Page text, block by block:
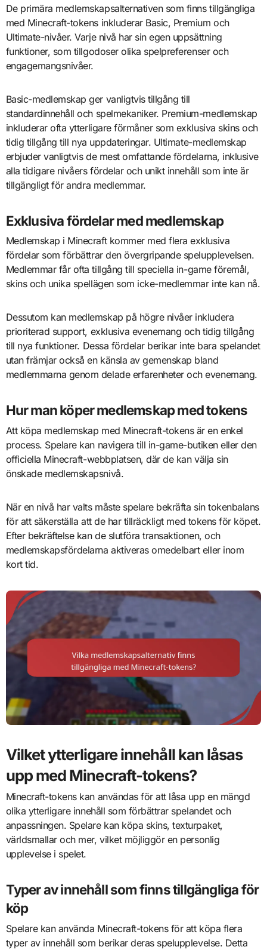
De primära medlemskapsalternativen som finns tillgängliga
med Minecraft-tokens inkluderar Basic, Premium och
Ultimate-nivåer. Varje nivå har sin egen uppsättning
funktioner, som tillgodoser olika spelpreferenser och
engagemangsnivåer.
Basic-medlemskap ger vanligtvis tillgång till
standardinnehåll och spelmekaniker. Premium-medlemskap
inkluderar ofta ytterligare förmåner som exklusiva skins och
tidig tillgång till nya uppdateringar. Ultimate-medlemskap
erbjuder vanligtvis de mest omfattande fördelarna, inklusive
alla tidigare nivåers fördelar och unikt innehåll som inte är
tillgängligt för andra medlemmar.
Exklusiva fördelar med medlemskap
Medlemskap i Minecraft kommer med flera exklusiva
fördelar som förbättrar den övergripande spelupplevelsen.
Medlemmar får ofta tillgång till speciella in-game föremål,
skins och unika spellägen som icke-medlemmar inte kan nå.
Dessutom kan medlemskap på högre nivåer inkludera
prioriterad support, exklusiva evenemang och tidig tillgång
till nya funktioner. Dessa fördelar berikar inte bara spelandet
utan främjar också en känsla av gemenskap bland
medlemmarna genom delade erfarenheter och evenemang.
Hur man köper medlemskap med tokens
Att köpa medlemskap med Minecraft-tokens är en enkel
process. Spelare kan navigera till in-game-butiken eller den
officiella Minecraft-webbplatsen, där de kan välja sin
önskade medlemskapsnivå.
När en nivå har valts måste spelare bekräfta sin tokenbalans
för att säkerställa att de har tillräckligt med tokens för köpet.
Efter bekräftelse kan de slutföra transaktionen, och
medlemskapsfördelarna aktiveras omedelbart eller inom
kort tid.
Vilket ytterligare innehåll kan låsas
upp med Minecraft-tokens?
Minecraft-tokens kan användas för att låsa upp en mängd
olika ytterligare innehåll som förbättrar spelandet och
anpassningen. Spelare kan köpa skins, texturpaket,
världsmallar och mer, vilket möjliggör en personlig
upplevelse i spelet.
Typer av innehåll som finns tillgängliga för
köp
Spelare kan använda Minecraft-tokens för att köpa flera
typer av innehåll som berikar deras spelupplevelse. Detta